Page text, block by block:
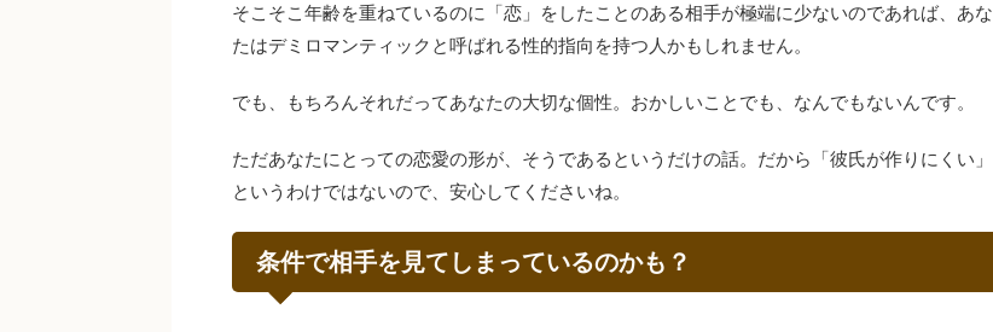
そこそこ年齢を重ねているのに「恋」をしたことのある相手が極端に少ないのであれば、あな
たはデミロマンティックと呼ばれる性的指向を持つ人かもしれません。
でも、もちろんそれだってあなたの大切な個性。おかしいことでも、なんでもないんです。
ただあなたにとっての恋愛の形が、そうであるというだけの話。だから「彼氏が作りにくい」
というわけではないので、安心してくださいね。
条件で相手を見てしまっているのかも？